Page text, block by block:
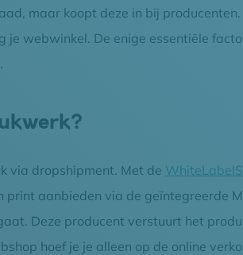
maar koopt deze in bij
webwinkel. De enige essentiële
via dropshipment. Met de
print aanbieden via de geïntegreerde
Deze producent verstuurt het
hoef je je alleen op de online